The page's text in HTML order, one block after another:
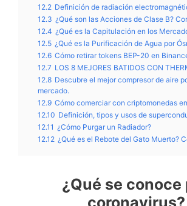
12.2 Definición de radiación
12.3 ¿Qué son las Acciones de Clase B?
12.4 ¿Qué es la Capitulación en los
12.5 ¿Qué es la Purificación de Agua por
12.6 Cómo retirar tokens BEP-20 en
12.7 LOS 8 MEJORES BATIDOS CON
12.8 Descubre el mejor compresor de aire
mercado.
12.9 Cómo comerciar con criptomonedas
12.10 Definición, tipos y usos de
12.11 ¿Cómo Purgar un Radiador?
12.12 ¿Qué es el Rebote del Gato Muerto?
¿Qué se conoce
coronavirus?